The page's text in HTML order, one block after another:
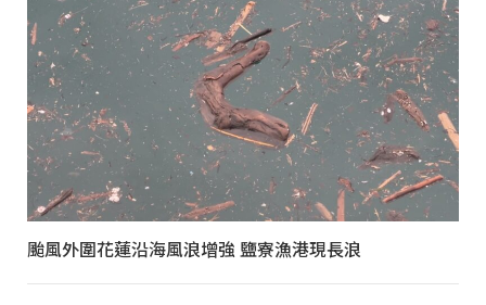
颱風外圍花蓮沿海風浪增強 鹽寮漁港現長浪